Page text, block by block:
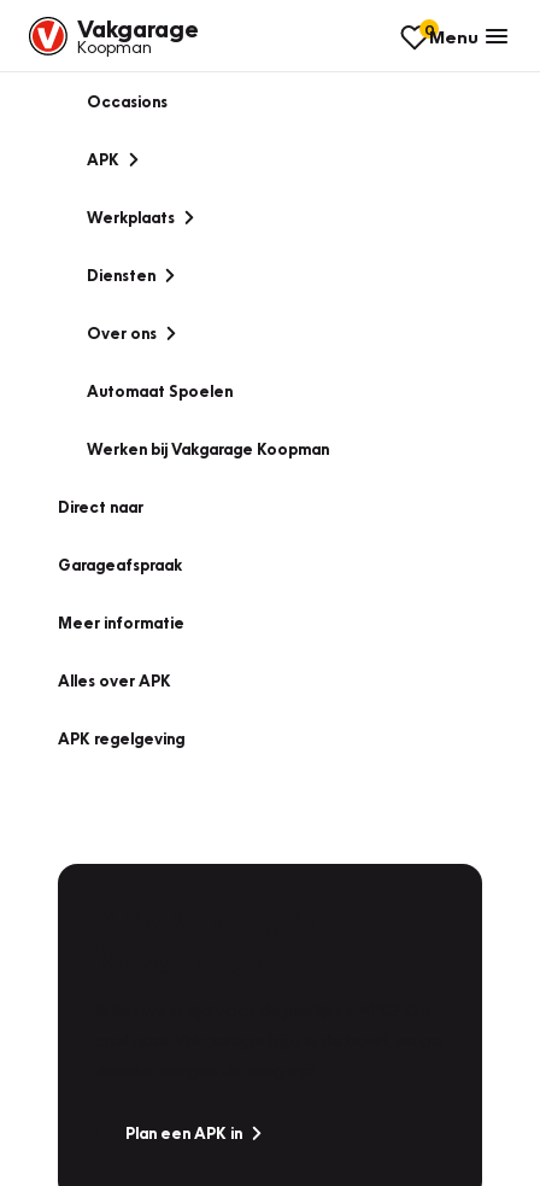
Vakgarage
Koopman
0Menu
Occasions
APK
Werkplaats
Diensten
Over ons
Automaat Spoelen
Werken bij Vakgarage Koopman
Direct naar
Garageafspraak
Meer informatie
Alles over APK
APK regelgeving
Plan een APK in